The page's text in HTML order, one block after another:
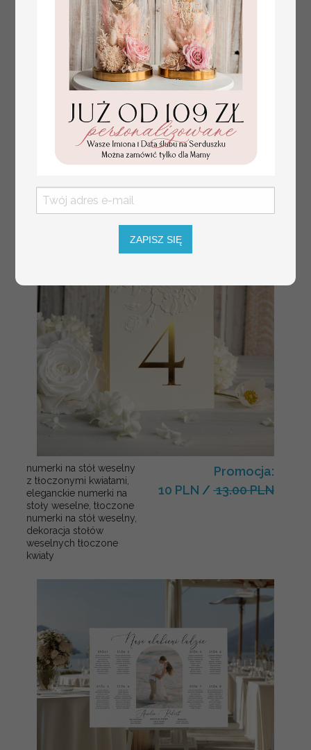
tłoczone winietki ślubne,
ślubne wizytówki winietki
na stół weselny, złote
lub srebrne napisy
tłoczone kwiaty na
winietkach ślubnych
Promocja:
2.4 PLN/ 3.00 PLN
numerki na stół weselny
z tłoczonymi kwiatami,
eleganckie numerki na
stoły weselne, tłoczone
numerki na stół weselny,
dekoracja stołów
weselnych tłoczone
kwiaty
Promocja:
10 PLN / 13.00 PLN
ZAPISZ SIĘ